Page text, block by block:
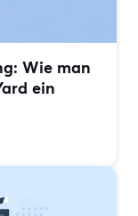
Wie man
ein